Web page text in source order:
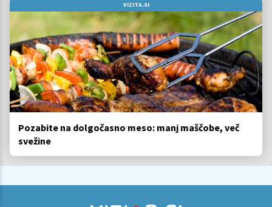
VIZITA.SI
Pozabite na dolgočasno meso: manj maščobe, več
svežine